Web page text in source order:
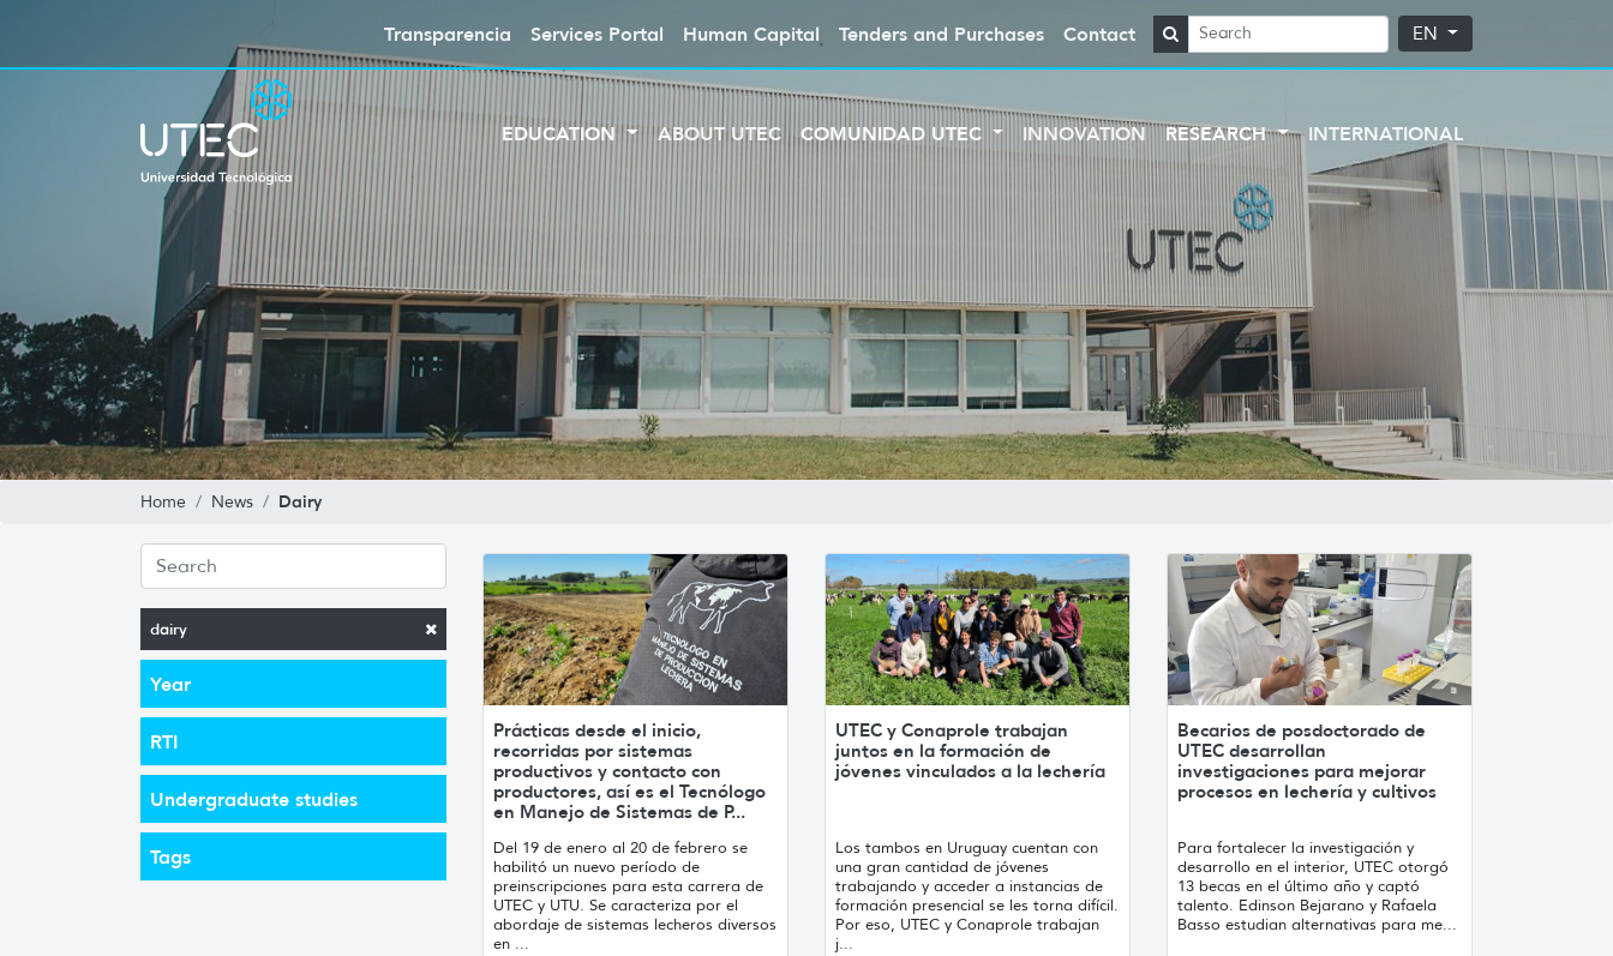
Transparencia Services Portal Human Capital Tenders and Purchases Contact EN
EDUCATION ABOUT UTEC COMUNIDAD UTEC INNOVATION RESEARCH INTERNATIONAL
Home News Dairy
dairy
Year
RTI
Undergraduate studies
Tags
Prácticas desde el inicio,
recorridas por sistemas
productivos y contacto con
productores, así es el Tecnólogo
en Manejo de Sistemas de P...
Del 19 de enero al 20 de febrero se
habilitó un nuevo período de
preinscripciones para esta carrera de
UTEC y UTU. Se caracteriza por el
abordaje de sistemas lecheros diversos
en ...
UTEC y Conaprole trabajan
juntos en la formación de
jóvenes vinculados a la lechería
Los tambos en Uruguay cuentan con
una gran cantidad de jóvenes
trabajando y acceder a instancias de
formación presencial se les torna difícil.
Por eso, UTEC y Conaprole trabajan
j...
Becarios de posdoctorado de
UTEC desarrollan
investigaciones para mejorar
procesos en lechería y cultivos
Para fortalecer la investigación y
desarrollo en el interior, UTEC otorgó
13 becas en el último año y captó
talento. Edinson Bejarano y Rafaela
Basso estudian alternativas para me...